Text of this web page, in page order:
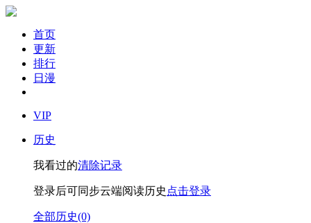
首页
更新
排行
日漫
VIP
历史
我看过的清除记录
登录后可同步云端阅读历史 点击登录
全部历史(0)